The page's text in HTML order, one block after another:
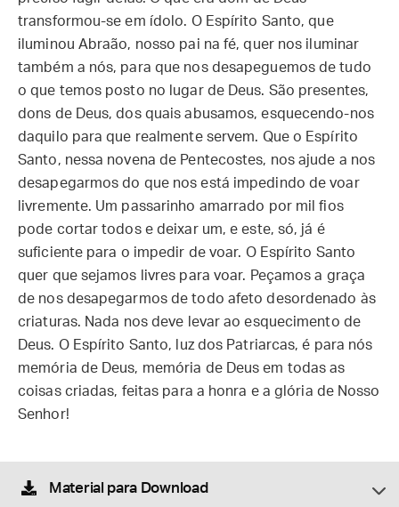
transformou-se em ídolo. O Espírito Santo, que
iluminou Abraão, nosso pai na fé, quer nos iluminar
também a nós, para que nos desapeguemos de tudo
o que temos posto no lugar de Deus. São presentes,
dons de Deus, dos quais abusamos, esquecendo-nos
daquilo para que realmente servem. Que o Espírito
Santo, nessa novena de Pentecostes, nos ajude a nos
desapegarmos do que nos está impedindo de voar
livremente. Um passarinho amarrado por mil fios
pode cortar todos e deixar um, e este, só, já é
suficiente para o impedir de voar. O Espírito Santo
quer que sejamos livres para voar. Peçamos a graça
de nos desapegarmos de todo afeto desordenado às
criaturas. Nada nos deve levar ao esquecimento de
Deus. O Espírito Santo, luz dos Patriarcas, é para nós
memória de Deus, memória de Deus em todas as
coisas criadas, feitas para a honra e a glória de Nosso
Senhor!
Material para Download